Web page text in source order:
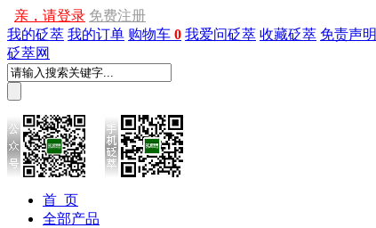
亲，请登录 免费注册
我的砭萃 我的订单 购物车 0 我爱问砭萃 收藏砭萃 免责声明
砭萃网
首 页
全部产品